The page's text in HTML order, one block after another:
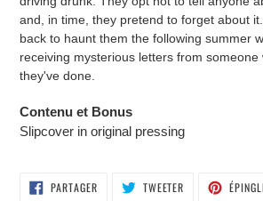
and, in time, they pretend to forget about
back to haunt them the following summer
receiving mysterious letters from someone
they've done.
Contenu et Bonus
Slipcover in original pressing
PARTAGERPARTAGER
SUR
TWEETER TWEETER